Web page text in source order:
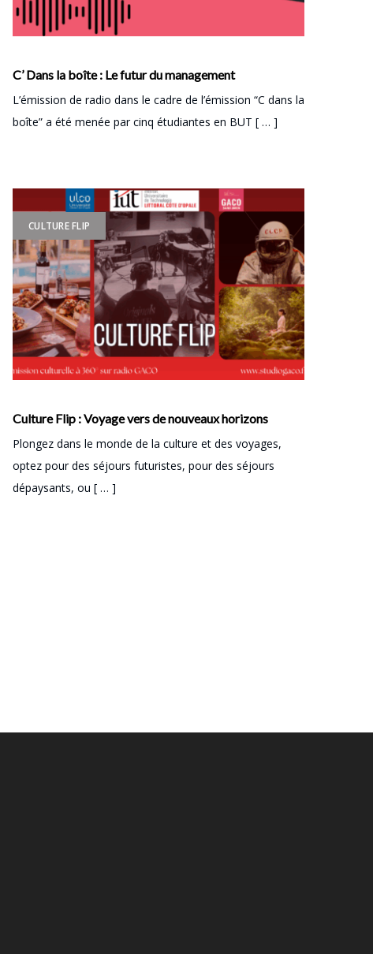
C’ Dans la boîte : Le futur du management
L’émission de radio dans le cadre de l’émission “C dans la
boîte” a été menée par cinq étudiantes en BUT [ … ]
CULTURE FLIP
Culture Flip : Voyage vers de nouveaux horizons
Plongez dans le monde de la culture et des voyages,
optez pour des séjours futuristes, pour des séjours
dépaysants, ou [ … ]